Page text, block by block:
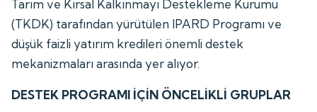
Tarım ve Kırsal Kalkınmayı Destekleme Kurumu
(TKDK) tarafından yürütülen IPARD Programı ve
düşük faizli yatırım kredileri önemli destek
mekanizmaları arasında yer alıyor.
DESTEK PROGRAMI İÇİN ÖNCELİKLİ GRUPLAR